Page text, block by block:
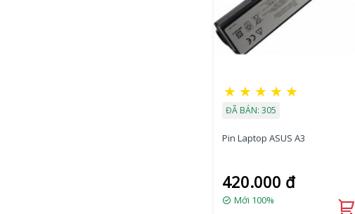
★ ★ ★ ★ ★
ĐÃ BÁN: 305
Pin Laptop ASUS A3
420.000 đ
Mới 100%